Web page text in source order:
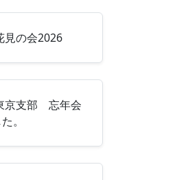
見の会2026
支部 忘年会
。